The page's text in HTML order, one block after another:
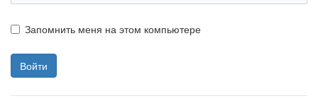
Запомнить меня на этом компьютере